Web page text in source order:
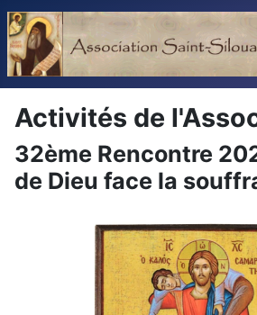
Activités de
32ème Rencontre
de Dieu face la